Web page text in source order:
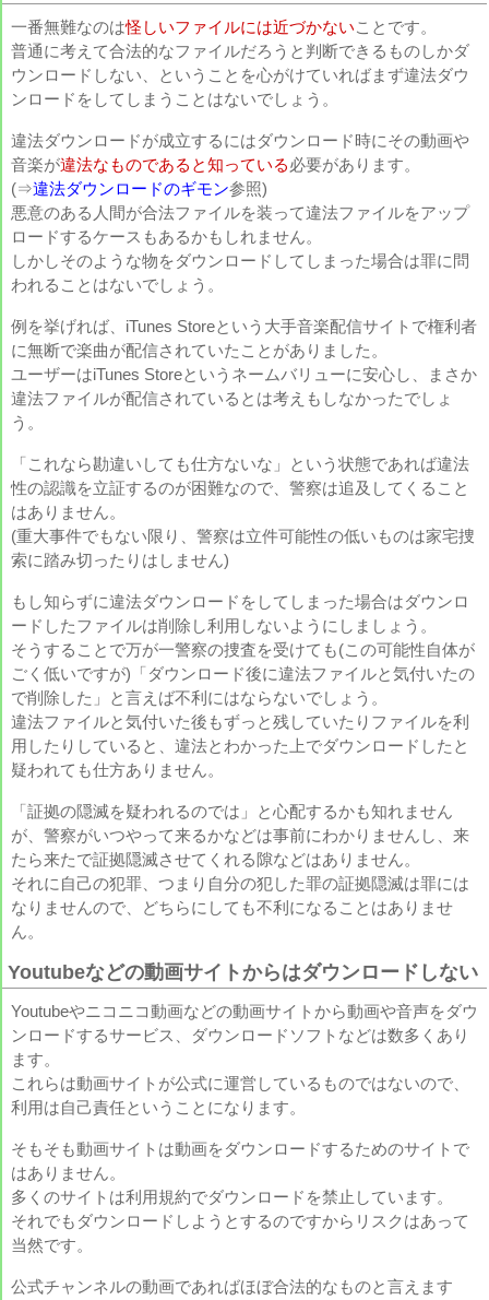
一番無難なのは怪しいファイルには近づかないことです。
普通に考えて合法的なファイルだろうと判断できるものしかダ
ウンロードしない、ということを心がけていればまず違法ダウ
ンロードをしてしまうことはないでしょう。
違法ダウンロードが成立するにはダウンロード時にその動画や
音楽が違法なものであると知っている必要があります。
(⇒違法ダウンロードのギモン参照)
悪意のある人間が合法ファイルを装って違法ファイルをアップ
ロードするケースもあるかもしれません。
しかしそのような物をダウンロードしてしまった場合は罪に問
われることはないでしょう。
例を挙げれば、iTunes Storeという大手音楽配信サイトで権利者
に無断で楽曲が配信されていたことがありました。
ユーザーはiTunes Storeというネームバリューに安心し、まさか
違法ファイルが配信されているとは考えもしなかったでしょ
う。
「これなら勘違いしても仕方ないな」という状態であれば違法
性の認識を立証するのが困難なので、警察は追及してくること
はありません。
(重大事件でもない限り、警察は立件可能性の低いものは家宅捜
索に踏み切ったりはしません)
もし知らずに違法ダウンロードをしてしまった場合はダウンロ
ードしたファイルは削除し利用しないようにしましょう。
そうすることで万が一警察の捜査を受けても(この可能性自体が
ごく低いですが)「ダウンロード後に違法ファイルと気付いたの
で削除した」と言えば不利にはならないでしょう。
違法ファイルと気付いた後もずっと残していたりファイルを利
用したりしていると、違法とわかった上でダウンロードしたと
疑われても仕方ありません。
「証拠の隠滅を疑われるのでは」と心配するかも知れません
が、警察がいつやって来るかなどは事前にわかりませんし、来
たら来たで証拠隠滅させてくれる隙などはありません。
それに自己の犯罪、つまり自分の犯した罪の証拠隠滅は罪には
なりませんので、どちらにしても不利になることはありませ
ん。
Youtubeなどの動画サイトからはダウンロードしない
Youtubeやニコニコ動画などの動画サイトから動画や音声をダウ
ンロードするサービス、ダウンロードソフトなどは数多くあり
ます。
これらは動画サイトが公式に運営しているものではないので、
利用は自己責任ということになります。
そもそも動画サイトは動画をダウンロードするためのサイトで
はありません。
多くのサイトは利用規約でダウンロードを禁止しています。
それでもダウンロードしようとするのですからリスクはあって
当然です。
公式チャンネルの動画であればほぼ合法的なものと言えます